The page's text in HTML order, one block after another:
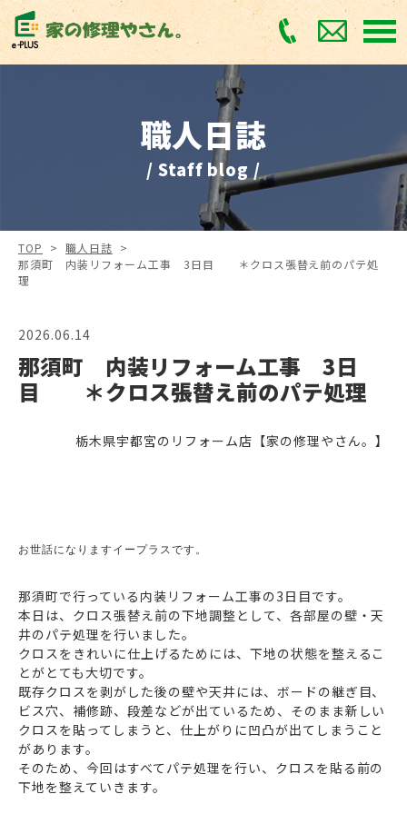
職人日誌
/ Staff blog /
TOP > 職人日誌 >
那須町 内装リフォーム工事 3日目 ＊クロス張替え前のパテ処
理
2026.06.14
那須町 内装リフォーム工事 3日
目 ＊クロス張替え前のパテ処理
栃木県宇都宮のリフォーム店【家の修理やさん。】
お世話になりますイープラスです。
那須町で行っている内装リフォーム工事の3日目です。
本日は、クロス張替え前の下地調整として、各部屋の壁・天
井のパテ処理を行いました。
クロスをきれいに仕上げるためには、下地の状態を整えるこ
とがとても大切です。
既存クロスを剥がした後の壁や天井には、ボードの継ぎ目、
ビス穴、補修跡、段差などが出ているため、そのまま新しい
クロスを貼ってしまうと、仕上がりに凹凸が出てしまうこと
があります。
そのため、今回はすべてパテ処理を行い、クロスを貼る前の
下地を整えていきます。